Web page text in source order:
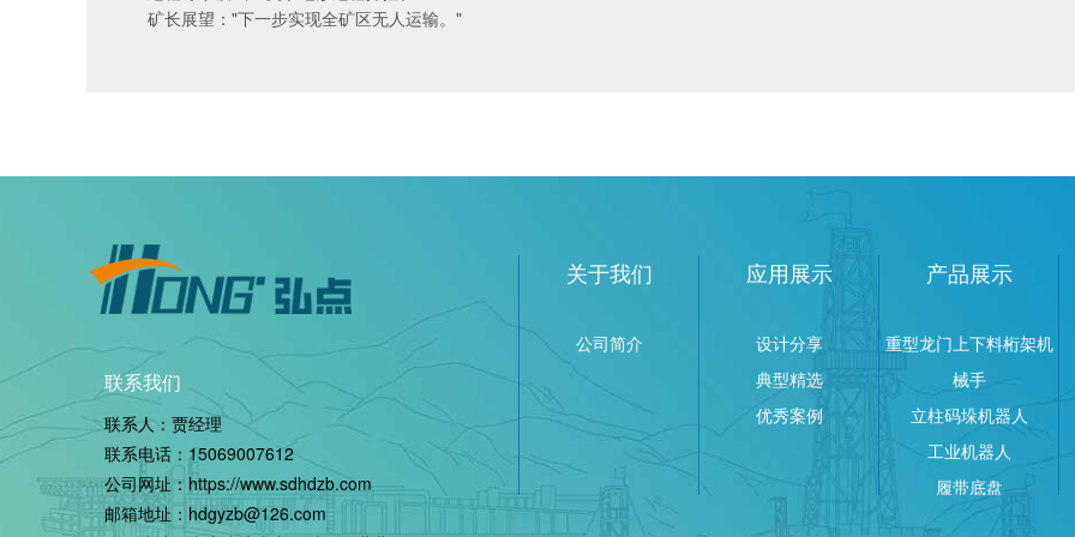
矿长展望："下一步实现全矿区无人运输。"
联系我们
联系人：贾经理
联系电话： 15069007612
公司网址： https://www.sdhdzb.com
邮箱地址：hdgyzb@126.com
关于我们
公司简介
应用展示
设计分享
典型精选
优秀案例
产品展示
重型龙门上下料桁架机
械手
立柱码垛机器人
工业机器人
履带底盘